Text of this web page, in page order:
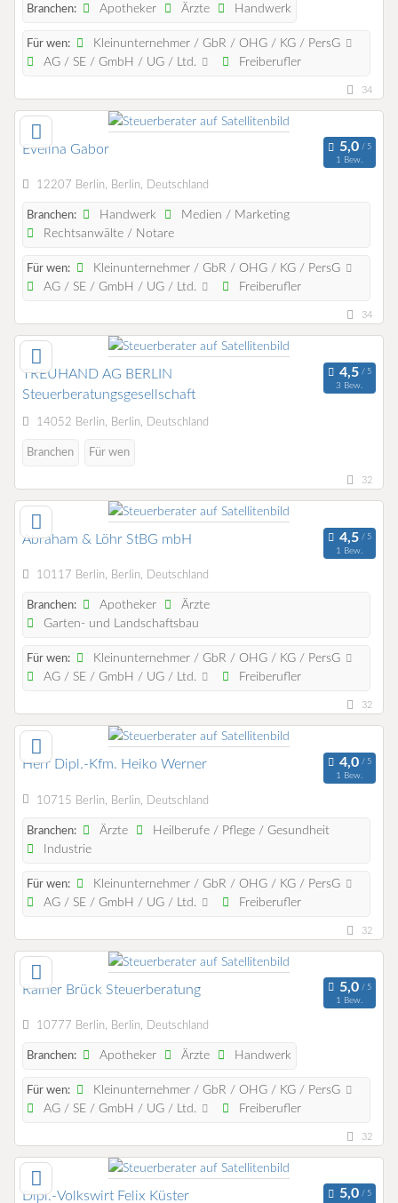
Branchen: Apotheker Ärzte Handwerk
Für wen:
Kleinunternehmer / GbR / OHG / KG / PersG
AG / SE / GmbH / UG / Ltd.
Freiberufler
34
Evelina Gabor
1 Bew.
12207 Berlin, Berlin, Deutschland
Branchen: Handwerk
Medien / Marketing
Rechtsanwälte / Notare
Für wen:
Kleinunternehmer / GbR / OHG / KG / PersG
AG / SE / GmbH / UG / Ltd.
Freiberufler
34
TREUHAND AG BERLIN
Steuerberatungsgesellschaft
3 Bew.
14052 Berlin, Berlin, Deutschland
Branchen Für wen
32
Abraham & Löhr StBG mbH
1 Bew.
10117 Berlin, Berlin, Deutschland
Branchen: Apotheker
Ärzte
Garten- und Landschaftsbau
Für wen:
Kleinunternehmer / GbR / OHG / KG / PersG
AG / SE / GmbH / UG / Ltd.
Freiberufler
32
Herr Dipl.-Kfm. Heiko Werner
1 Bew.
10715 Berlin, Berlin, Deutschland
Branchen: Ärzte
Heilberufe / Pflege / Gesundheit
Industrie
Für wen:
Kleinunternehmer / GbR / OHG / KG / PersG
AG / SE / GmbH / UG / Ltd.
Freiberufler
32
Rainer Brück Steuerberatung
1 Bew.
10777 Berlin, Berlin, Deutschland
Branchen: Apotheker Ärzte Handwerk
Für wen:
Kleinunternehmer / GbR / OHG / KG / PersG
AG / SE / GmbH / UG / Ltd.
Freiberufler
32
Dipl.-Volkswirt Felix Küster